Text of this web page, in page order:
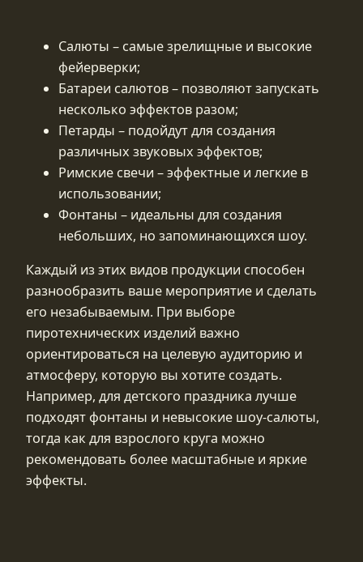
Салюты – самые зрелищные и высокие
фейерверки;
Батареи салютов – позволяют запускать
несколько эффектов разом;
Петарды – подойдут для создания
различных звуковых эффектов;
Римские свечи – эффектные и легкие в
использовании;
Фонтаны – идеальны для создания
небольших, но запоминающихся шоу.
Каждый из этих видов продукции способен
разнообразить ваше мероприятие и сделать
его незабываемым. При выборе
пиротехнических изделий важно
ориентироваться на целевую аудиторию и
атмосферу, которую вы хотите создать.
Например, для детского праздника лучше
подходят фонтаны и невысокие шоу-салюты,
тогда как для взрослого круга можно
рекомендовать более масштабные и яркие
эффекты.